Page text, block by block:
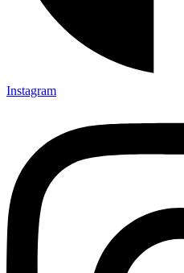
Instagram